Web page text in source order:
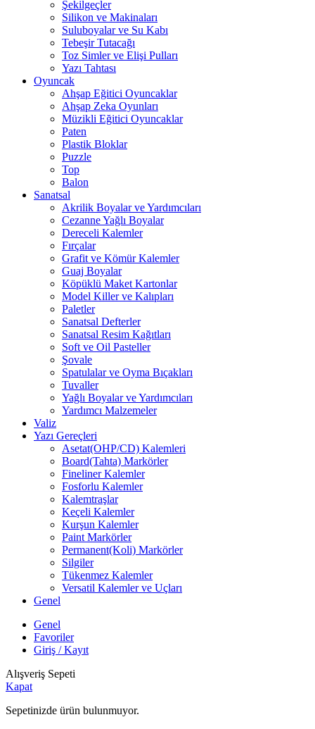
Şekilgeçler
Silikon ve Makinaları
Suluboyalar ve Su Kabı
Tebeşir Tutacağı
Toz Simler ve Elişi Pulları
Yazı Tahtası
Oyuncak
Ahşap Eğitici Oyuncaklar
Ahşap Zeka Oyunları
Müzikli Eğitici Oyuncaklar
Paten
Plastik Bloklar
Puzzle
Top
Balon
Sanatsal
Akrilik Boyalar ve Yardımcıları
Cezanne Yağlı Boyalar
Dereceli Kalemler
Fırçalar
Grafit ve Kömür Kalemler
Guaj Boyalar
Köpüklü Maket Kartonlar
Model Killer ve Kalıpları
Paletler
Sanatsal Defterler
Sanatsal Resim Kağıtları
Soft ve Oil Pasteller
Şovale
Spatulalar ve Oyma Bıçakları
Tuvaller
Yağlı Boyalar ve Yardımcıları
Yardımcı Malzemeler
Valiz
Yazı Gereçleri
Asetat(OHP/CD) Kalemleri
Board(Tahta) Markörler
Fineliner Kalemler
Fosforlu Kalemler
Kalemtraşlar
Keçeli Kalemler
Kurşun Kalemler
Paint Markörler
Permanent(Koli) Markörler
Silgiler
Tükenmez Kalemler
Versatil Kalemler ve Uçları
Genel
Genel
Favoriler
Giriş / Kayıt
Alışveriş Sepeti
Kapat
Sepetinizde ürün bulunmuyor.